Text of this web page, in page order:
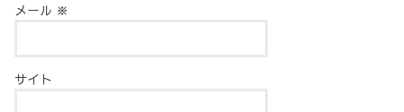
メール ※
サイト